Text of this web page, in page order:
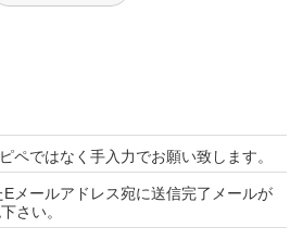
ペではなく手入力でお願い致します。
メールアドレス宛に送信完了メールが
さい。